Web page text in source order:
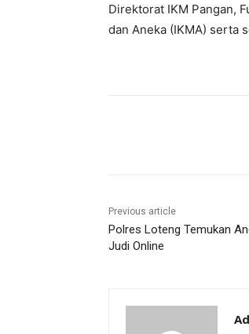
Direktorat IKM Pangan,
dan Aneka (IKMA) serta
Previous article
Polres Loteng Temukan
Judi Online